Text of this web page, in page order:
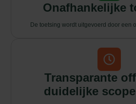
Onafhankelijke
De toetsing wordt uitgevoerd door een
Transparante
duidelijke